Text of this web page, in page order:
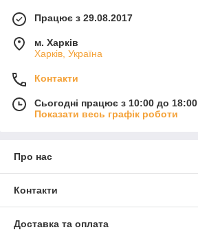
Працює з 29.08.2017
м. Харків
Харків, Україна
Контакти
Сьогодні працює з 10:00 до 18:00
Показати весь графік роботи
Про нас
Контакти
Доставка та оплата